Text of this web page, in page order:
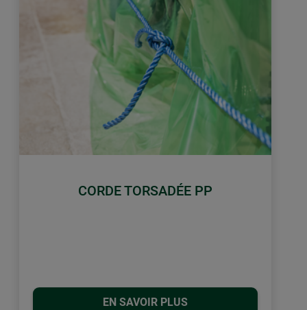
CORDE TORSADÉE PP
EN SAVOIR PLUS